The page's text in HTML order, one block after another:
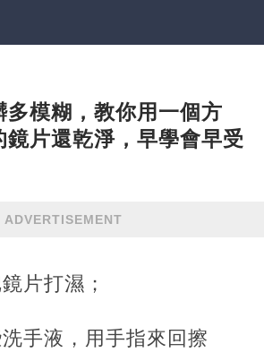
多模糊，教你用一個方
鏡片還乾淨，早學會早受
ADVERTISEMENT
片打濕；
手液，用手指來回擦